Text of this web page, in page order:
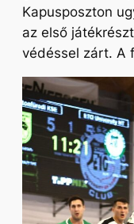
Kapusposzton
az első
védéssel zárt. A